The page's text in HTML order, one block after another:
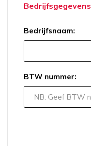
Bedrijfsgegevens
Bedrijfsnaam:
BTW nummer: